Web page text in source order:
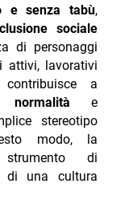
e senza tabù,
sociale
di personaggi
attivi, lavorativi
a
normalità e
stereotipo
modo, la
di
di una cultura